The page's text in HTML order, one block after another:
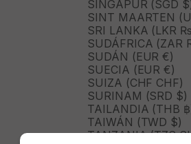
SINGAPUR (SGD
SINT MAARTEN
SRI LANKA (LKR
SUDÁFRICA (ZAR
SUDÁN (EUR €)
SUECIA (EUR €)
SUIZA (CHF CHF)
SURINAM (SRD $)
TAILANDIA (THB
TAIWÁN (TWD $)
TANZANIA (TZS